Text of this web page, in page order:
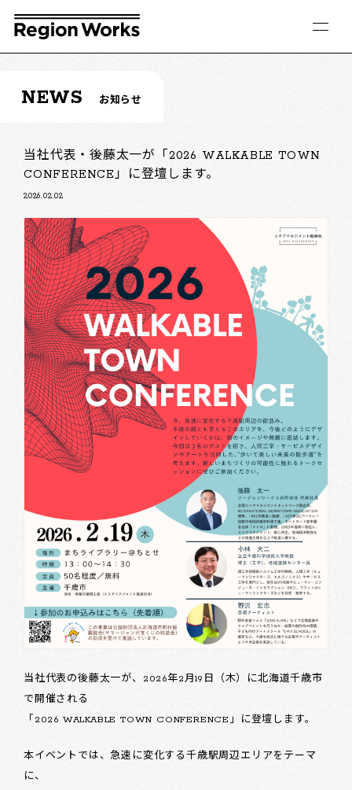
NEWS お知らせ
当社代表・後藤太一が「2026 WALKABLE TOWN
CONFERENCE」に登壇します。
2026.02.02
当社代表の後藤太一が、2026年2月19日（木）に北海道千歳市
で開催される
「2026 WALKABLE TOWN CONFERENCE」に登壇します。
本イベントでは、急速に変化する千歳駅周辺エリアをテーマ
に、